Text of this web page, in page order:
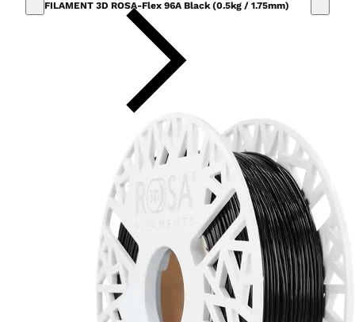
FILAMENT 3D ROSA-Flex 96A Black (0.5kg / 1.75mm)